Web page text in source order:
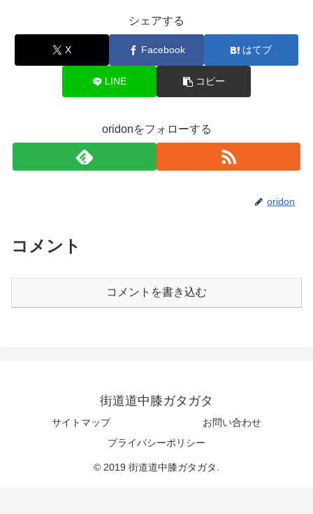
シェアする
X Facebook はてブ
LINE コピー
oridonをフォローする
oridon
コメント
コメントを書き込む
街道道中膝ガタガタ
サイトマップ
お問い合わせ
プライバシーポリシー
© 2019 街道道中膝ガタガタ.